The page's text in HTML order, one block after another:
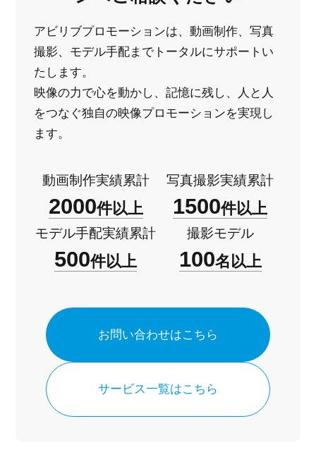
アビリブプロモーションは、動画制作、写真
撮影、モデル手配までトータルにサポートい
たします。
映像の力で心を動かし、記憶に残し、人と人
をつなぐ独自の映像プロモーションを実現し
ます。
動画制作実績累計
2000件以上
写真撮影実績累計
1500件以上
モデル手配実績累計
500件以上
撮影モデル
100名以上
お問い合わせはこちら
サービス一覧はこちら